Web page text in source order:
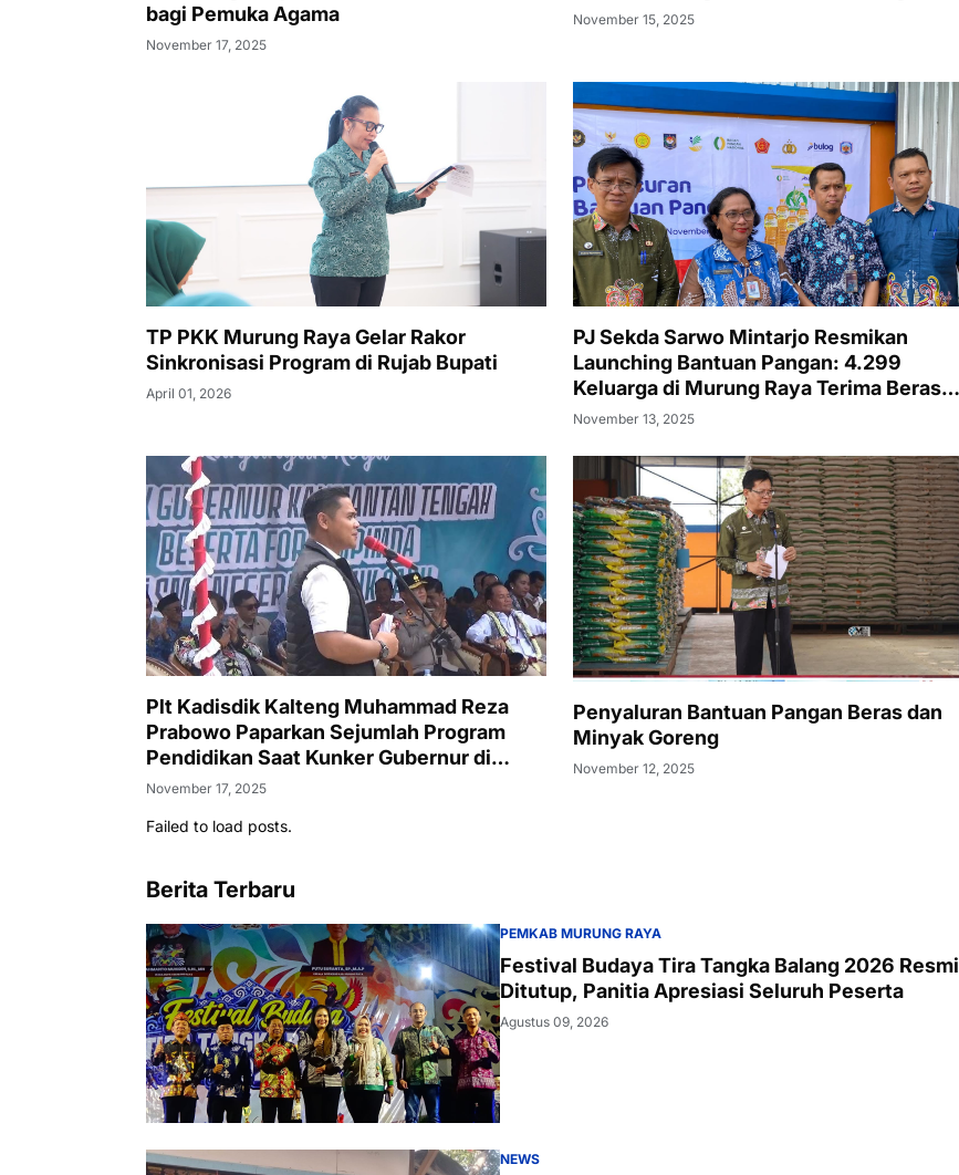
bagi Pemuka Agama
November 17, 2025
November 15, 2025
TP PKK Murung Raya Gelar Rakor
Sinkronisasi Program di Rujab Bupati
April 01, 2026
PJ Sekda Sarwo Mintarjo Resmikan
Launching Bantuan Pangan: 4.299
Keluarga di Murung Raya Terima Beras
dan Minyak Goreng
November 13, 2025
Plt Kadisdik Kalteng Muhammad Reza
Prabowo Paparkan Sejumlah Program
Pendidikan Saat Kunker Gubernur di
SMAN 1 Puruk Cahu
November 17, 2025
Penyaluran Bantuan Pangan Beras dan
Minyak Goreng
November 12, 2025
Failed to load posts.
Berita Terbaru
PEMKAB MURUNG RAYA
Festival Budaya Tira Tangka Balang 2026 Resmi
Ditutup, Panitia Apresiasi Seluruh Peserta
Agustus 09, 2026
NEWS